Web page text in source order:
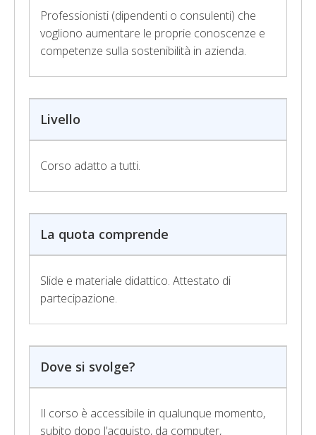
Professionisti (dipendenti o consulenti) che
vogliono aumentare le proprie conoscenze e
competenze sulla sostenibilità in azienda.
Livello
Corso adatto a tutti.
La quota comprende
Slide e materiale didattico. Attestato di
partecipazione.
Dove si svolge?
Il corso è accessibile in qualunque momento,
subito dopo l’acquisto, da computer,